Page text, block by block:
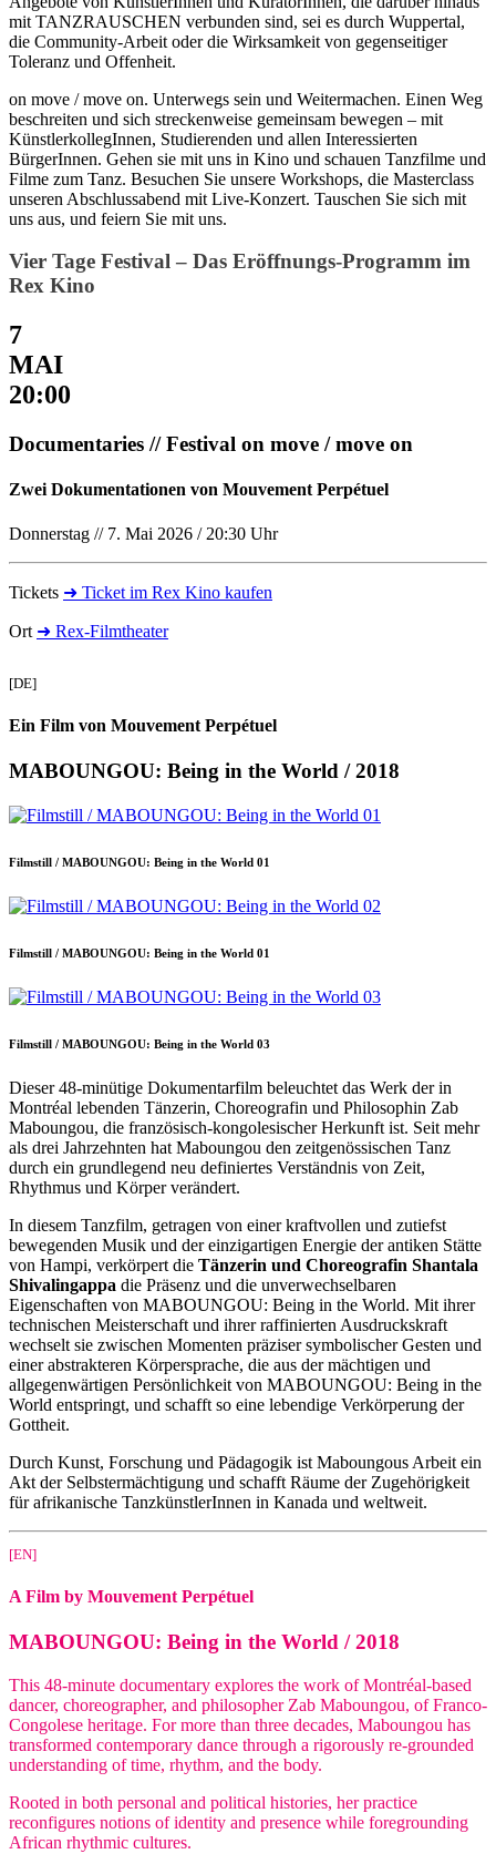
mit TANZRAUSCHEN verbunden sind, sei es durch Wuppertal,
die Community-Arbeit oder die Wirksamkeit von gegenseitiger
Toleranz und Offenheit.
on move / move on. Unterwegs sein und Weitermachen. Einen Weg
beschreiten und sich streckenweise gemeinsam bewegen – mit
KünstlerkollegInnen, Studierenden und allen Interessierten
BürgerInnen. Gehen sie mit uns in Kino und schauen Tanzfilme und
Filme zum Tanz. Besuchen Sie unsere Workshops, die Masterclass
unseren Abschlussabend mit Live-Konzert. Tauschen Sie sich mit
uns aus, und feiern Sie mit uns.
Vier Tage Festival – Das Eröffnungs-Programm im
Rex Kino
7
MAI
20:00
Documentaries // Festival on move / move on
Zwei Dokumentationen von Mouvement Perpétuel
Donnerstag // 7. Mai 2026 / 20:30 Uhr
Tickets ➜ Ticket im Rex Kino kaufen
Ort ➜ Rex-Filmtheater
[DE]
Ein Film von Mouvement Perpétuel
MABOUNGOU: Being in the World / 2018
Filmstill / MABOUNGOU: Being in the World 01
Filmstill / MABOUNGOU: Being in the World 01
Filmstill / MABOUNGOU: Being in the World 03
Dieser 48-minütige Dokumentarfilm beleuchtet das Werk der in
Montréal lebenden Tänzerin, Choreografin und Philosophin Zab
Maboungou, die französisch-kongolesischer Herkunft ist. Seit mehr
als drei Jahrzehnten hat Maboungou den zeitgenössischen Tanz
durch ein grundlegend neu definiertes Verständnis von Zeit,
Rhythmus und Körper verändert.
In diesem Tanzfilm, getragen von einer kraftvollen und zutiefst
bewegenden Musik und der einzigartigen Energie der antiken Stätte
von Hampi, verkörpert die Tänzerin und Choreografin Shantala
Shivalingappa die Präsenz und die unverwechselbaren
Eigenschaften von MABOUNGOU: Being in the World. Mit ihrer
technischen Meisterschaft und ihrer raffinierten Ausdruckskraft
wechselt sie zwischen Momenten präziser symbolischer Gesten und
einer abstrakteren Körpersprache, die aus der mächtigen und
allgegenwärtigen Persönlichkeit von MABOUNGOU: Being in the
World entspringt, und schafft so eine lebendige Verkörperung der
Gottheit.
Durch Kunst, Forschung und Pädagogik ist Maboungous Arbeit ein
Akt der Selbstermächtigung und schafft Räume der Zugehörigkeit
für afrikanische TanzkünstlerInnen in Kanada und weltweit.
[EN]
A Film by Mouvement Perpétuel
MABOUNGOU: Being in the World / 2018
This 48-minute documentary explores the work of Montréal-based
dancer, choreographer, and philosopher Zab Maboungou, of Franco-
Congolese heritage. For more than three decades, Maboungou has
transformed contemporary dance through a rigorously re-grounded
understanding of time, rhythm, and the body.
Rooted in both personal and political histories, her practice
reconfigures notions of identity and presence while foregrounding
African rhythmic cultures.